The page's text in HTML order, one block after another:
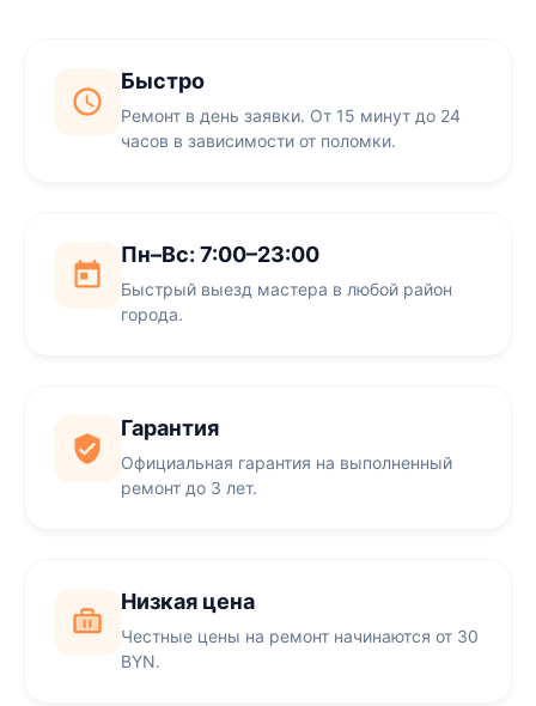
Быстро
Ремонт в день заявки. От 15 минут до 24
часов в зависимости от поломки.
Пн–Вс: 7:00–23:00
Быстрый выезд мастера в любой район
города.
Гарантия
Официальная гарантия на выполненный
ремонт до 3 лет.
Низкая цена
Честные цены на ремонт начинаются от 30
BYN.